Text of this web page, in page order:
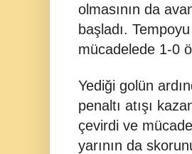
olmasının da
başladı.
mücadelede 1-0
Yediği golün
penaltı atışı
çevirdi ve
yarının da